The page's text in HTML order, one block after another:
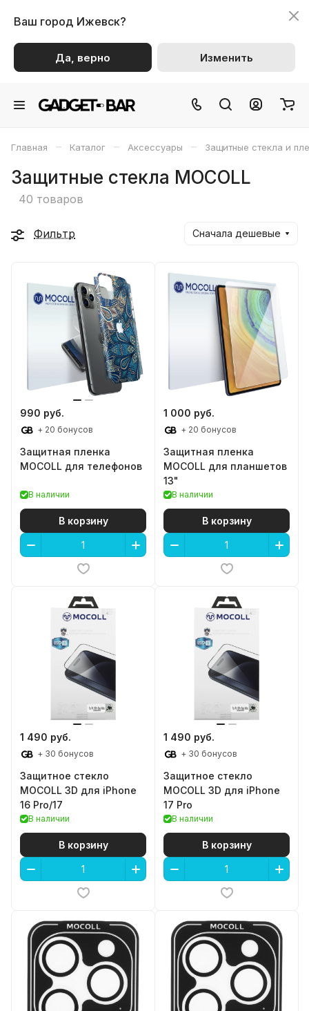
Ваш город Ижевск?
Да, верно Изменить
Главная – Каталог – Аксессуары – Защитные стекла и
Защитные стекла MOCOLL
40 товаров
Фильтр Сначала дешевые
990 руб.
+ 20 бонусов
Защитная пленка
MOCOLL для телефонов
В наличии
В корзину
1 000 руб.
+ 20 бонусов
Защитная пленка
MOCOLL для планшетов
13"
В наличии
В корзину
1 490 руб.
+ 30 бонусов
Защитное стекло
MOCOLL 3D для iPhone
16 Pro/17
В наличии
В корзину
1 490 руб.
+ 30 бонусов
Защитное стекло
MOCOLL 3D для iPhone
17 Pro
В наличии
В корзину